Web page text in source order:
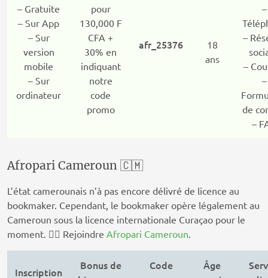
– Gratuite
– Sur App
– Sur
version
mobile
– Sur
ordinateur
pour
130,000 F
CFA +
30% en
indiquant
notre
code
promo
afr_25376
18
ans
–
–
–
–
de
–
Afropari Cameroun 🇨🇲
L’état camerounais n’à pas encore délivré de licence au
bookmaker. Cependant, le bookmaker opère légalement au
Cameroun sous la licence internationale Curaçao pour le
moment. 👉🏽 Rejoindre Afropari Cameroun.
Inscription
Bonus de
Code
Âge